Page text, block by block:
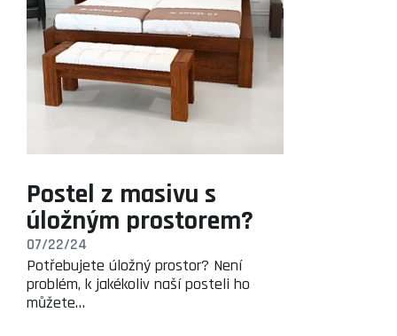
Postel z masivu s
úložným prostorem?
07/22/24
Potřebujete úložný prostor? Není
problém, k jakékoliv naší posteli ho
můžete…